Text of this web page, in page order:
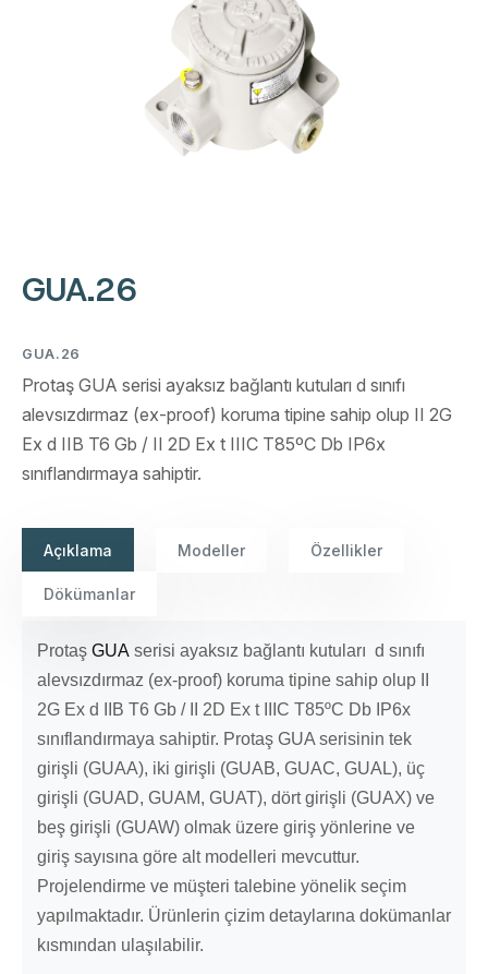
GUA.26
GUA.26
Protaş GUA serisi ayaksız bağlantı kutuları d sınıfı
alevsızdırmaz (ex-proof) koruma tipine sahip olup II 2G
Ex d IIB T6 Gb / II 2D Ex t IIIC T85ºC Db IP6x
sınıflandırmaya sahiptir.
Açıklama Modeller Özellikler
Dökümanlar
Protaş GUA serisi ayaksız bağlantı kutuları d sınıfı
alevsızdırmaz (ex-proof) koruma tipine sahip olup II
2G Ex d IIB T6 Gb / II 2D Ex t IIIC T85ºC Db IP6x
sınıflandırmaya sahiptir. Protaş GUA serisinin tek
girişli (GUAA), iki girişli (GUAB, GUAC, GUAL), üç
girişli (GUAD, GUAM, GUAT), dört girişli (GUAX) ve
beş girişli (GUAW) olmak üzere giriş yönlerine ve
giriş sayısına göre alt modelleri mevcuttur.
Projelendirme ve müşteri talebine yönelik seçim
yapılmaktadır. Ürünlerin çizim detaylarına dokümanlar
kısmından ulaşılabilir.